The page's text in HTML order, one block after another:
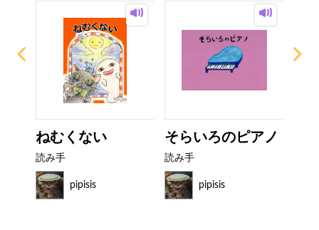
ねむくない
読み手
pipisis
そらいろのピアノ
読み手
pipisis